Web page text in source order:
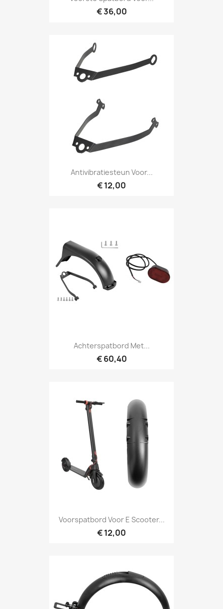
€ 36,00
Antivibratiesteun Voor...
€ 12,00
Achterspatbord Met...
€ 60,40
Voorspatbord Voor E Scooter...
€ 12,00